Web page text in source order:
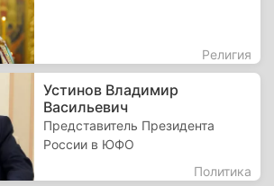
Религия
Устинов Владимир
Васильевич
Представитель Президента
России в ЮФО
Политика